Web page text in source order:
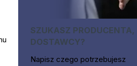
SZUKASZ PRODUCENTA,
DOSTAWCY?
Napisz czego potrzebujesz